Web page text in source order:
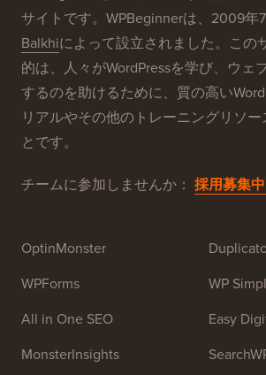
WPBeginner®について
WPBeginnerは、初心者向けの無料
Balkhiによって設立されました。この
リアルやその他のトレーニングリソー
とです。
チームに参加しませんか： 採用募集